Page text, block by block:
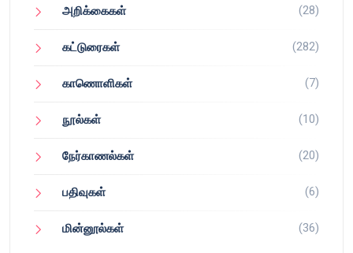
அறிக்கைகள் (28)
கட்டுரைகள் (282)
காணொளிகள் (7)
நூல்கள் (10)
நேர்காணல்கள் (20)
பதிவுகள் (6)
மின்னூல்கள் (36)